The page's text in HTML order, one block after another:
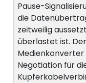
Pause-
die
zeitweilig
überlastet ist.
Negotiation für